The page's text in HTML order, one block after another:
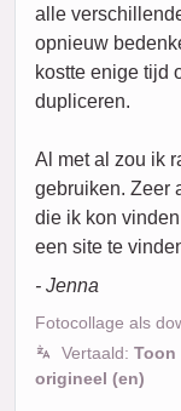
alle
opnieuw
kostte enige tijd
dupliceren.
Al met al zou ik
gebruiken. Zeer
die ik kon
een site te
- Jenna
Fotocollage als
Vertaald: Toon
origineel (en)